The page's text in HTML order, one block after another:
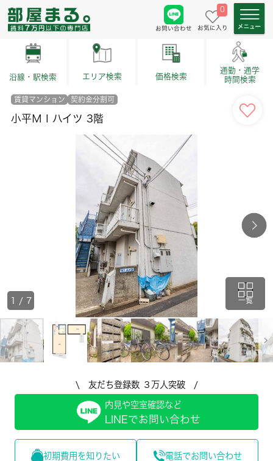
お問い合わせ
0
お気に入り
沿線・駅検索 エリア検索 価格検索
通勤・通学
時間検索
賃貸マンション 契約金分割可
小平ＭＩハイツ 3階
一覧
1 / 7
\ 友だち登録数 ３万人突破 /
内見や空室確認など
LINEでお問い合わせ
初期費用を知りたい 電話でお問い合わせ